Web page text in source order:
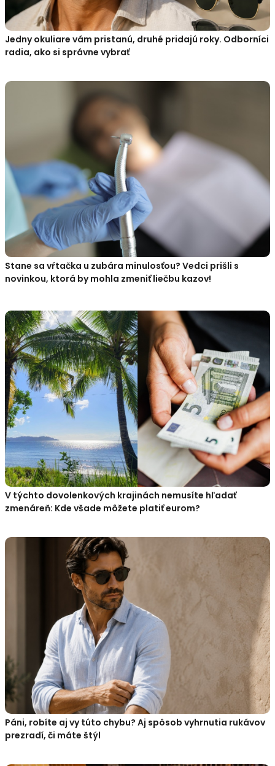
Jedny okuliare vám pristanú, druhé pridajú roky. Odborníci
radia, ako si správne vybrať
Stane sa vŕtačka u zubára minulosťou? Vedci prišli s
novinkou, ktorá by mohla zmeniť liečbu kazov!
V týchto dovolenkových krajinách nemusíte hľadať
zmenáreň: Kde všade môžete platiť eurom?
Páni, robíte aj vy túto chybu? Aj spôsob vyhrnutia rukávov
prezradí, či máte štýl